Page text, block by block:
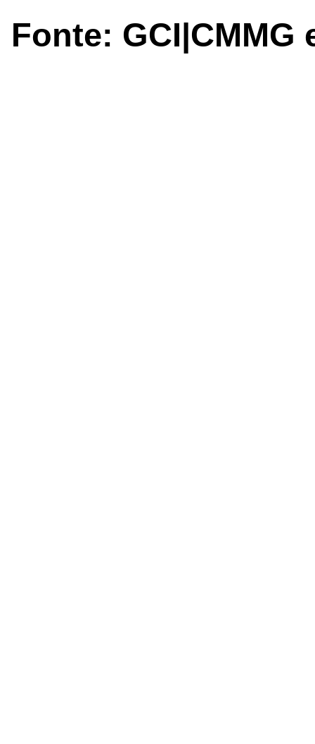
Fonte: GCI|CMMG